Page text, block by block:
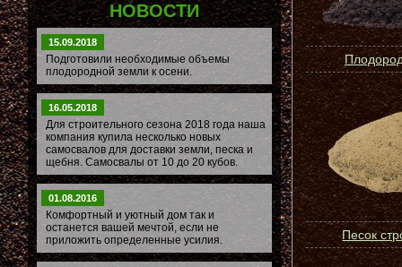
Песок
НОВОСТИ
15.09.2018
Подготовили необходимые объемы
плодородной земли к осени.
16.05.2018
Для строительного сезона 2018 года наша
компания купила несколько новых
самосвалов для доставки земли, песка и
щебня. Самосвалы от 10 до 20 кубов.
01.08.2016
Комфортный и уютный дом так и
останется вашей мечтой, если не
приложить определенные усилия.